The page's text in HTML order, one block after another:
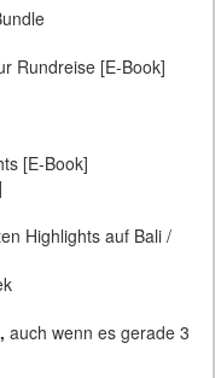
Rundreise [E-Book]
[E-Book]
Highlights auf Bali /
auch wenn es gerade 3